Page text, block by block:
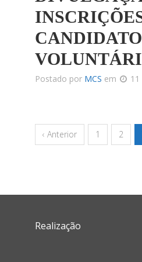
Postado por MCS em
‹ Anterior 1 2
Realização